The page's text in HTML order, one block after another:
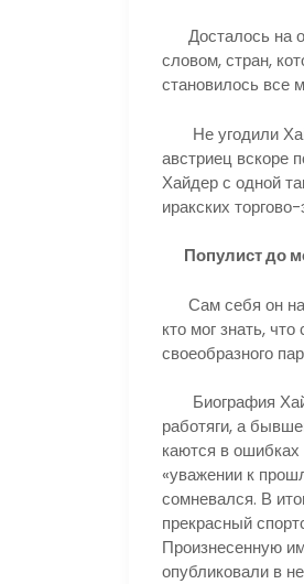
Досталось на
словом, стран,
становилось все
Не угодили
австриец вскоре
Хайдер с одной
иракских
Популист до
Сам себя он
кто мог знать,
своеобразного
Биография
работяги, а
каются в
«уважении к
сомневался. В
прекрасный
Произнесенную
опубликовали в